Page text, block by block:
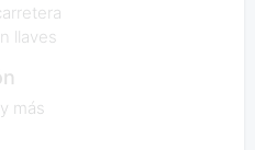
llaves
más